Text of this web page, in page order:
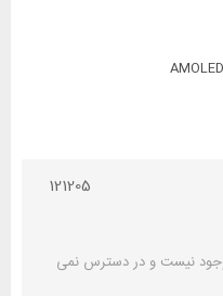
121205
نیست و در دسترس نمی